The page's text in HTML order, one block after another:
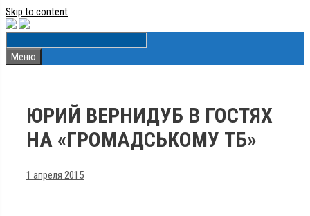
Skip to content
Меню
ЮРИЙ ВЕРНИДУБ В ГОСТЯХ
НА «ГРОМАДСЬКОМУ ТБ»
1 апреля 2015